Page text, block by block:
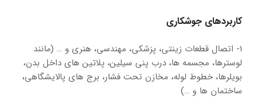
کاربردهای جوشکاری
1- اتصال قطعات زینتی، پزشکی، مهندسی، هنری و … (مانند
لوسترها، مجسمه ها، درب پنی سیلین، پلاتین های داخل بدن،
بویلرها، خطوط لوله، مخازن تحت فشار، برج های پالایشگاهی،
ساختمان ها و …)